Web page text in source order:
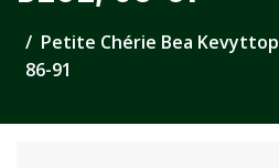
Petite Chérie Bea
86-91